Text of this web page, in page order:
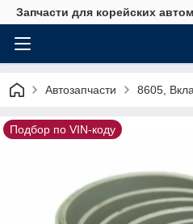
Запчасти для корейских
Автозапчасти 8605,
Подбор по VIN-коду